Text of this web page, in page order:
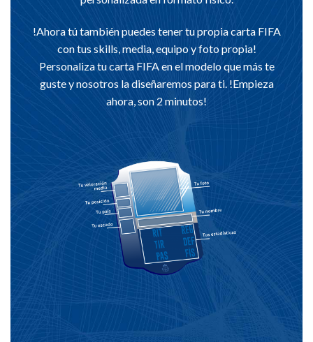
!Ahora tú también puedes tener tu propia carta FIFA
con tus skills, media, equipo y foto propia!
Personaliza tu carta FIFA en el modelo que más te
guste y nosotros la diseñaremos para ti. !Empieza
ahora, son 2 minutos!